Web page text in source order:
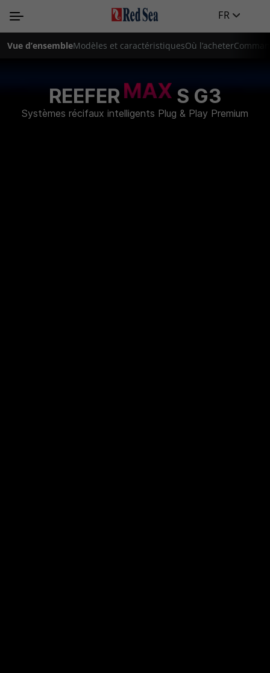
FR
Vue d’ensembleModèles et caractéristiquesOù l’acheter
REEFER S G3
Systèmes récifaux intelligents Plug & Play Premium